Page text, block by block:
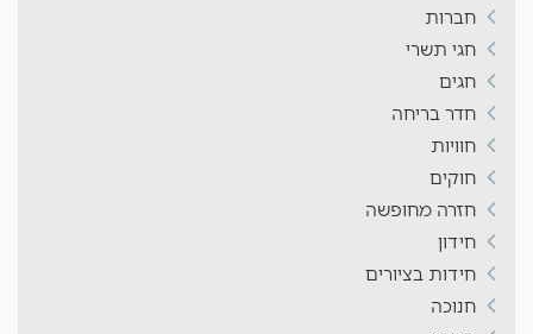
חברות
חגי תשרי
חגים
חדר בריחה
חוויות
חוקים
חזרה מחופשה
חידון
חידות בציורים
חנוכה